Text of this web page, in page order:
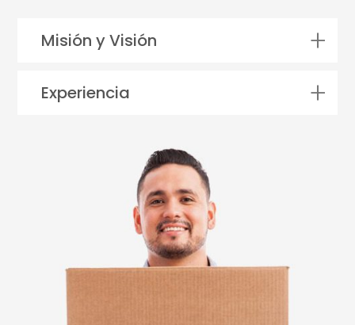
Misión y Visión
Experiencia